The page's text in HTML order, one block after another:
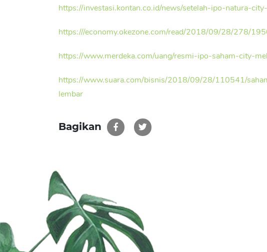
https://investasi.kontan.co.id/news/setelah-ipo-natura-
https:///economy.okezone.com/read/2018/09/28/278/
https://www.merdeka.com/uang/resmi-ipo-saham-city-
https://www.suara.com/bisnis/2018/09/28/110541/
lembar
Bagikan